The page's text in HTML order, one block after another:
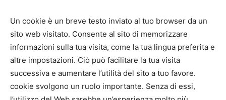
Un cookie è un breve testo inviato al tuo browser da un
sito web visitato. Consente al sito di memorizzare
informazioni sulla tua visita, come la tua lingua preferita e
altre impostazioni. Ciò può facilitare la tua visita
successiva e aumentare l’utilità del sito a tuo favore.
cookie svolgono un ruolo importante. Senza di essi,